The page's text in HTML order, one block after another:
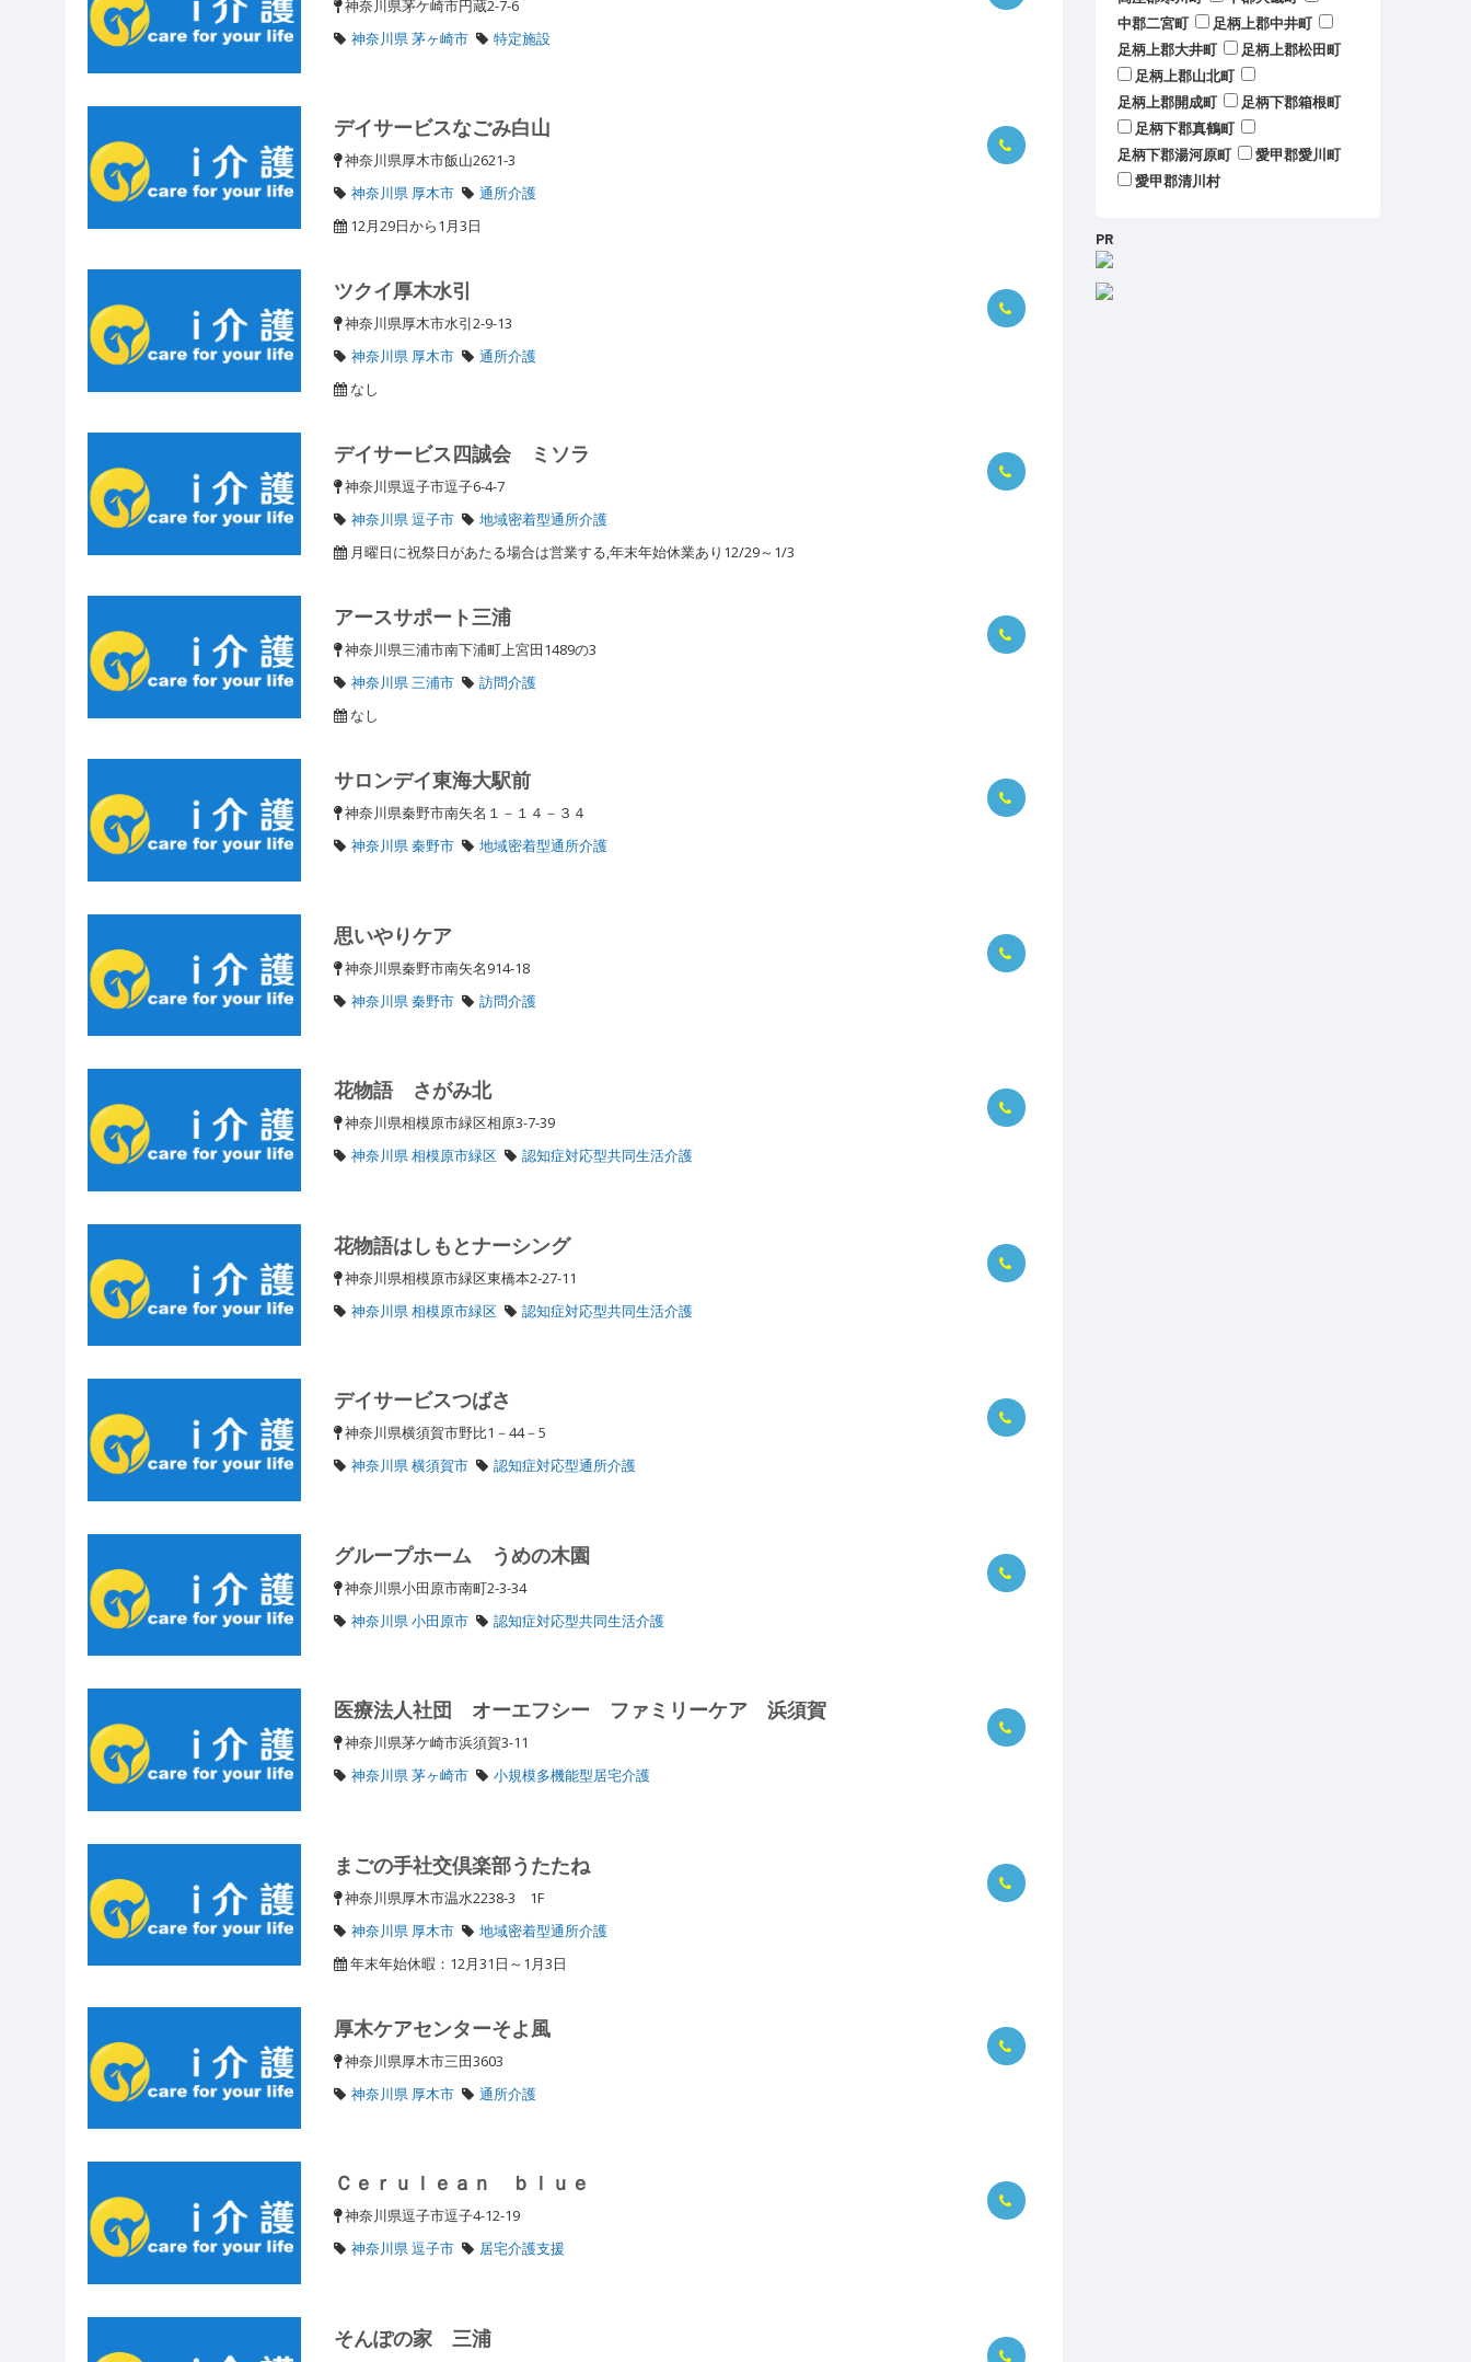
神奈川県茅ケ崎市円蔵2-7-6
神奈川県 茅ヶ崎市
特定施設
デイサービスなごみ白山
神奈川県厚木市飯山2621-3
神奈川県 厚木市
通所介護
12月29日から1月3日
ツクイ厚木水引
神奈川県厚木市水引2-9-13
神奈川県 厚木市
通所介護
なし
デイサービス四誠会 ミソラ
神奈川県逗子市逗子6-4-7
神奈川県 逗子市
地域密着型通所介護
月曜日に祝祭日があたる場合は営業する,年末年始休業あり12/29～1/3
アースサポート三浦
神奈川県三浦市南下浦町上宮田1489の3
神奈川県 三浦市
訪問介護
なし
サロンデイ東海大駅前
神奈川県秦野市南矢名１－１４－３４
神奈川県 秦野市
地域密着型通所介護
思いやりケア
神奈川県秦野市南矢名914-18
神奈川県 秦野市
訪問介護
花物語 さがみ北
神奈川県相模原市緑区相原3-7-39
神奈川県 相模原市緑区
認知症対応型共同生活介護
花物語はしもとナーシング
神奈川県相模原市緑区東橋本2-27-11
神奈川県 相模原市緑区
認知症対応型共同生活介護
デイサービスつばさ
神奈川県横須賀市野比1－44－5
神奈川県 横須賀市
認知症対応型通所介護
グループホーム うめの木園
神奈川県小田原市南町2-3-34
神奈川県 小田原市
認知症対応型共同生活介護
医療法人社団 オーエフシー ファミリーケア 浜須賀
神奈川県茅ケ崎市浜須賀3-11
神奈川県 茅ヶ崎市
小規模多機能型居宅介護
まごの手社交倶楽部うたたね
神奈川県厚木市温水2238-3 1F
神奈川県 厚木市
地域密着型通所介護
年末年始休暇：12月31日～1月3日
厚木ケアセンターそよ風
神奈川県厚木市三田3603
神奈川県 厚木市
通所介護
Ｃｅｒｕｌｅａｎ ｂｌｕｅ
神奈川県逗子市逗子4-12-19
神奈川県 逗子市
居宅介護支援
そんぽの家 三浦
中郡二宮町
足柄上郡中井町
足柄上郡大井町
足柄上郡松田町
足柄上郡山北町
足柄上郡開成町
足柄下郡箱根町
足柄下郡真鶴町
足柄下郡湯河原町
愛甲郡愛川町
愛甲郡清川村
PR